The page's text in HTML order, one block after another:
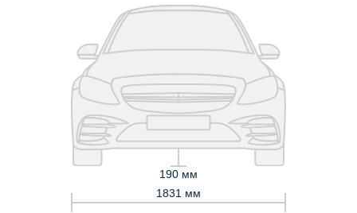
190 мм
1831 мм